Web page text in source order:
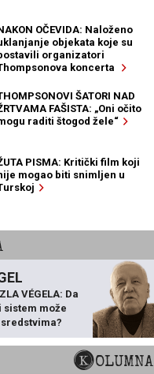
OČEVIDA: Naloženo
objekata koje su
organizatori
koncerta
ŠATORI NAD
FAŠISTA: „Oni očito
raditi štogod žele“
PISMA: Kritički film koji
mogao biti snimljen u
VÉGELA: Da
sistem može
KOLUMNA